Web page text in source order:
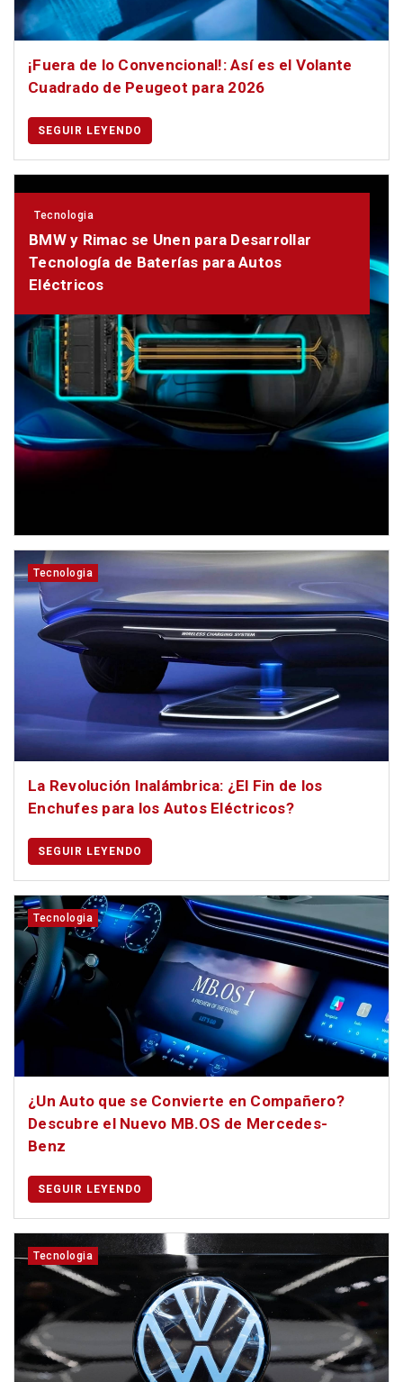
¡Fuera de lo Convencional!: Así es el Volante
Cuadrado de Peugeot para 2026
SEGUIR LEYENDO
Tecnologia
BMW y Rimac se Unen para Desarrollar
Tecnología de Baterías para Autos
Eléctricos
Tecnologia
La Revolución Inalámbrica: ¿El Fin de los
Enchufes para los Autos Eléctricos?
SEGUIR LEYENDO
Tecnologia
¿Un Auto que se Convierte en Compañero?
Descubre el Nuevo MB.OS de Mercedes-
Benz
SEGUIR LEYENDO
Tecnologia